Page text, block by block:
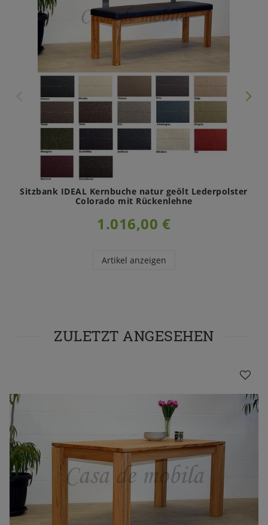
Sitzbank IDEAL Kernbuche natur geölt Lederpolster
Colorado mit Rückenlehne
1.016,00 €
Artikel anzeigen
ZULETZT ANGESEHEN